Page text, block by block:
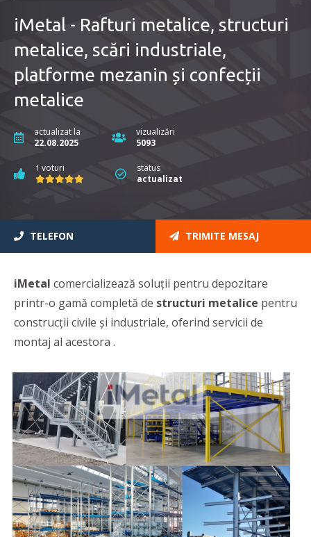
iMetal - Rafturi metalice, structuri
metalice, scări industriale,
platforme mezanin și confecții
metalice
actualizat la
22.08.2025
vizualizări
5093
1 voturi
status
actualizat
TELEFON TRIMITE MESAJ
iMetal comercializează soluţii pentru depozitare
printr-o gamă completă de structuri metalice pentru
construcții civile și industriale, oferind servicii de
montaj al acestora .